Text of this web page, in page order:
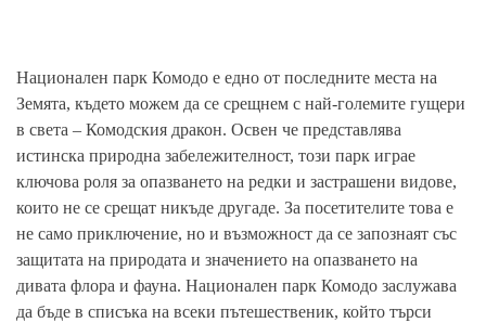
Национален парк Комодо е едно от последните места на
Земята, където можем да се срещнем с най-големите гущери
в света – Комодския дракон. Освен че представлява
истинска природна забележителност, този парк играе
ключова роля за опазването на редки и застрашени видове,
които не се срещат никъде другаде. За посетителите това е
не само приключение, но и възможност да се запознаят със
защитата на природата и значението на опазването на
дивата флора и фауна. Национален парк Комодо заслужава
да бъде в списъка на всеки пътешественик, който търси